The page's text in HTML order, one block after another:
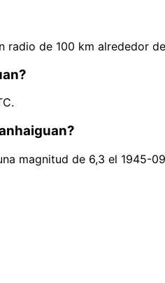
de 100 km alrededor
magnitud de 6,3 el 1945-